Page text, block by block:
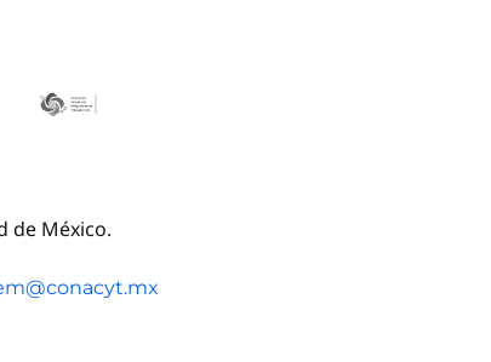
de México.